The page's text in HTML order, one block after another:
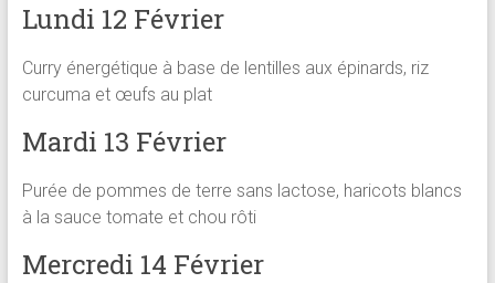
Lundi 12 Février
Curry énergétique à base de lentilles aux épinards, riz
curcuma et œufs au plat
Mardi 13 Février
Purée de pommes de terre sans lactose, haricots blancs
à la sauce tomate et chou rôti
Mercredi 14 Février